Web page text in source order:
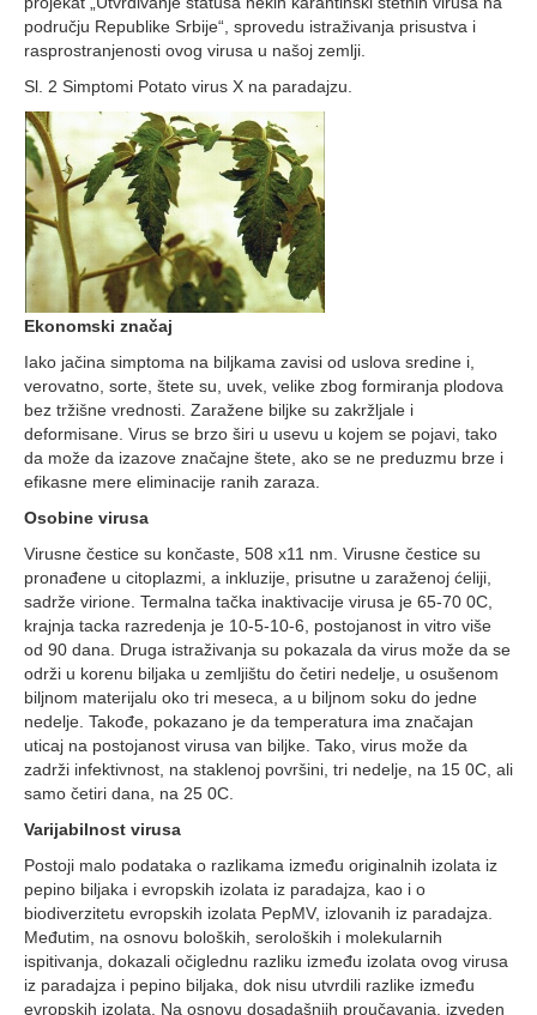
području Republike Srbije“, sprovedu istraživanja prisustva i
rasprostranjenosti ovog virusa u našoj zemlji.
Sl. 2 Simptomi Potato virus X na paradajzu.
Ekonomski značaj
Iako jačina simptoma na biljkama zavisi od uslova sredine i,
verovatno, sorte, štete su, uvek, velike zbog formiranja plodova
bez tržišne vrednosti. Zaražene biljke su zakržljale i
deformisane. Virus se brzo širi u usevu u kojem se pojavi, tako
da može da izazove značajne štete, ako se ne preduzmu brze i
efikasne mere eliminacije ranih zaraza.
Osobine virusa
Virusne čestice su končaste, 508 x11 nm. Virusne čestice su
pronađene u citoplazmi, a inkluzije, prisutne u zaraženoj ćeliji,
sadrže virione. Termalna tačka inaktivacije virusa je 65-70 0C,
krajnja tacka razredenja je 10-5-10-6, postojanost in vitro više
od 90 dana. Druga istraživanja su pokazala da virus može da se
održi u korenu biljaka u zemljištu do četiri nedelje, u osušenom
biljnom materijalu oko tri meseca, a u biljnom soku do jedne
nedelje. Takođe, pokazano je da temperatura ima značajan
uticaj na postojanost virusa van biljke. Tako, virus može da
zadrži infektivnost, na staklenoj površini, tri nedelje, na 15 0C, ali
samo četiri dana, na 25 0C.
Varijabilnost virusa
Postoji malo podataka o razlikama između originalnih izolata iz
pepino biljaka i evropskih izolata iz paradajza, kao i o
biodiverzitetu evropskih izolata PepMV, izlovanih iz paradajza.
Međutim, na osnovu boloških, seroloških i molekularnih
ispitivanja, dokazali očiglednu razliku između izolata ovog virusa
iz paradajza i pepino biljaka, dok nisu utvrdili razlike između
evropskih izolata. Na osnovu dosadašnjih proučavanja, izveden